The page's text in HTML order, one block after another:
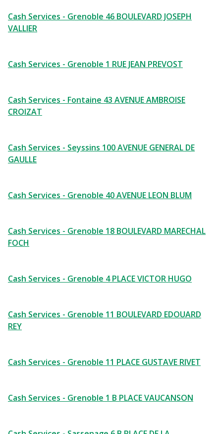
Cash Services - Grenoble 46 BOULEVARD JOSEPH
VALLIER
Cash Services - Grenoble 1 RUE JEAN PREVOST
Cash Services - Fontaine 43 AVENUE AMBROISE
CROIZAT
Cash Services - Seyssins 100 AVENUE GENERAL DE
GAULLE
Cash Services - Grenoble 40 AVENUE LEON BLUM
Cash Services - Grenoble 18 BOULEVARD MARECHAL
FOCH
Cash Services - Grenoble 4 PLACE VICTOR HUGO
Cash Services - Grenoble 11 BOULEVARD EDOUARD
REY
Cash Services - Grenoble 11 PLACE GUSTAVE RIVET
Cash Services - Grenoble 1 B PLACE VAUCANSON